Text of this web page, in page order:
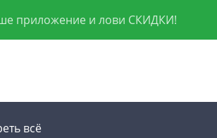
приложение и лови СКИДКИ!
всё